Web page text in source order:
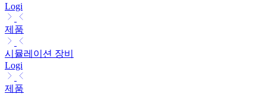
Logi
제품
시뮬레이션 장비
Logi
제품